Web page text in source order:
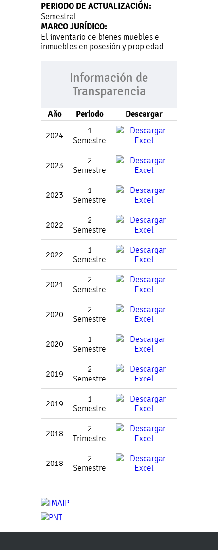
PERIODO DE ACTUALIZACIÓN:
Semestral
MARCO JURÍDICO:
El inventario de bienes muebles e
inmuebles en posesión y propiedad
Información de
Transparencia
Año Periodo Descargar
2024
1
Semestre
2023
2
Semestre
2023
1
Semestre
2022
2
Semestre
2022
1
Semestre
2021
2
Semestre
2020
2
Semestre
2020
1
Semestre
2019
2
Semestre
2019
1
Semestre
2018
2
Trimestre
2018
2
Semestre